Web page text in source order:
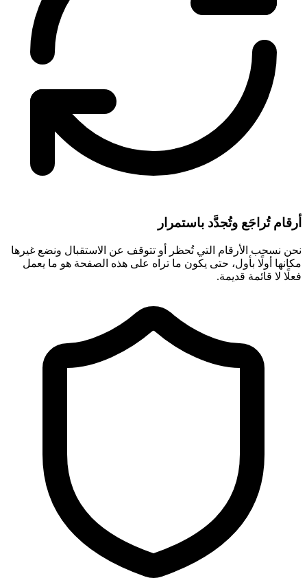
أرقام تُراجَع وتُجدَّد باستمرار
نحن نسحب الأرقام التي تُحظر أو تتوقف عن الاستقبال ونضع غيرها
مكانها أولًا بأول، حتى يكون ما تراه على هذه الصفحة هو ما يعمل
فعلًا لا قائمة قديمة.